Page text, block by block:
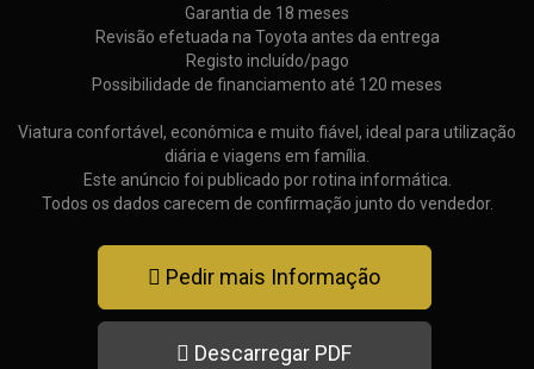
Garantia de 18 meses
Revisão efetuada na Toyota antes da entrega
Registo incluído/pago
Possibilidade de financiamento até 120 meses
Viatura confortável, económica e muito fiável, ideal para utilização
diária e viagens em família.
Este anúncio foi publicado por rotina informática.
Todos os dados carecem de confirmação junto do vendedor.
Pedir mais Informação
Descarregar PDF